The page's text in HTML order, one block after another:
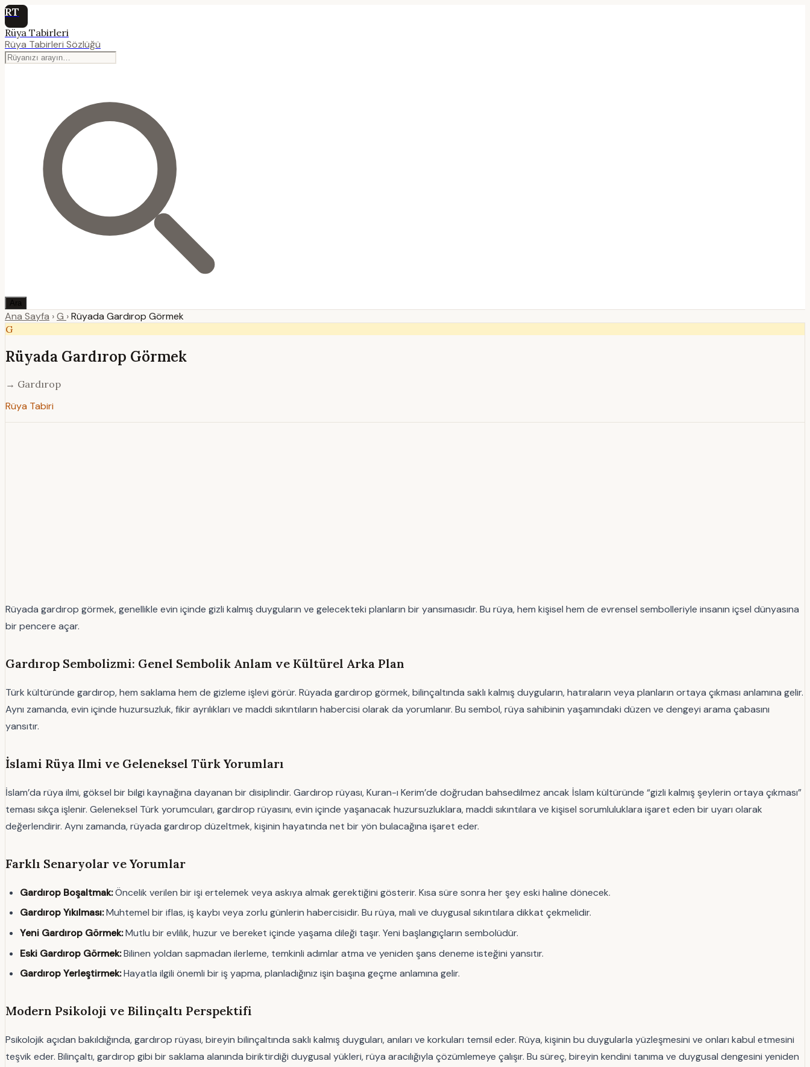
RT
Rüya Tabirleri
Rüya Tabirleri Sözlüğü
Ara
Ana Sayfa ›G ›Rüyada Gardırop Görmek
G
Rüyada Gardırop Görmek
→ Gardırop
Rüya Tabiri
Rüyada gardırop görmek, genellikle evin içinde gizli kalmış duyguların ve gelecekteki planların bir yansımasıdır. Bu rüya, hem kişisel hem de evrensel sembolleriyle insanın içsel dünyasına
bir pencere açar.
Gardırop Sembolizmi: Genel Sembolik Anlam ve Kültürel Arka Plan
Türk kültüründe gardırop, hem saklama hem de gizleme işlevi görür. Rüyada gardırop görmek, bilinçaltında saklı kalmış duyguların, hatıraların veya planların ortaya çıkması anlamına gelir.
Aynı zamanda, evin içinde huzursuzluk, fikir ayrılıkları ve maddi sıkıntıların habercisi olarak da yorumlanır. Bu sembol, rüya sahibinin yaşamındaki düzen ve dengeyi arama çabasını
yansıtır.
İslami Rüya Ilmi ve Geleneksel Türk Yorumları
İslam’da rüya ilmi, göksel bir bilgi kaynağına dayanan bir disiplindir. Gardırop rüyası, Kuran-ı Kerim’de doğrudan bahsedilmez ancak İslam kültüründe “gizli kalmış şeylerin ortaya çıkması”
teması sıkça işlenir. Geleneksel Türk yorumcuları, gardırop rüyasını, evin içinde yaşanacak huzursuzluklara, maddi sıkıntılara ve kişisel sorumluluklara işaret eden bir uyarı olarak
değerlendirir. Aynı zamanda, rüyada gardırop düzeltmek, kişinin hayatında net bir yön bulacağına işaret eder.
Farklı Senaryolar ve Yorumlar
Gardırop Boşaltmak:Öncelik verilen bir işi ertelemek veya askıya almak gerektiğini gösterir. Kısa süre sonra her şey eski haline dönecek.
Gardırop Yıkılması:Muhtemel bir iflas, iş kaybı veya zorlu günlerin habercisidir. Bu rüya, mali ve duygusal sıkıntılara dikkat çekmelidir.
Yeni Gardırop Görmek:Mutlu bir evlilik, huzur ve bereket içinde yaşama dileği taşır. Yeni başlangıçların sembolüdür.
Eski Gardırop Görmek:Bilinen yoldan sapmadan ilerleme, temkinli adımlar atma ve yeniden şans deneme isteğini yansıtır.
Gardırop Yerleştirmek:Hayatla ilgili önemli bir iş yapma, planladığınız işin başına geçme anlamına gelir.
Modern Psikoloji ve Bilinçaltı Perspektifi
Psikolojik açıdan bakıldığında, gardırop rüyası, bireyin bilinçaltında saklı kalmış duyguları, anıları ve korkuları temsil eder. Rüya, kişinin bu duygularla yüzleşmesini ve onları kabul etmesini
teşvik eder. Bilinçaltı, gardırop gibi bir saklama alanında biriktirdiği duygusal yükleri, rüya aracılığıyla çözümlemeye çalışır. Bu süreç, bireyin kendini tanıma ve duygusal dengesini yeniden